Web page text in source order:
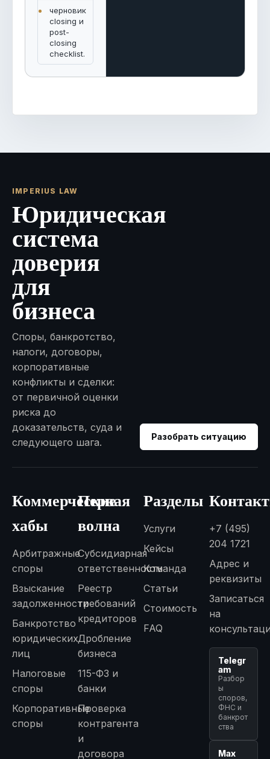
черновик
closing и
post-
closing
checklist.
IMPERIUS LAW
Юридическая
система
доверия
для
бизнеса
Споры, банкротство,
налоги, договоры,
корпоративные
конфликты и сделки:
от первичной оценки
риска до
доказательств, суда и
следующего шага.
Разобрать ситуацию
Коммерческие
хабы
Арбитражные
споры
Взыскание
задолженности
Банкротство
юридических
лиц
Налоговые
споры
Корпоративные
споры
Первая
волна
Субсидиарная
ответственность
Реестр
требований
кредиторов
Дробление
бизнеса
115-ФЗ и
банки
Проверка
контрагента
и
договора
Разделы
Услуги
Кейсы
Команда
Статьи
Стоимость
FAQ
+7 (495)
204 1721
Адрес и
реквизиты
Записаться
на
Telegr
am
Разбор
ы
споров,
ФНС и
банкрот
ства
Max